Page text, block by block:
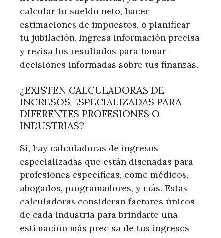
calcular tu sueldo neto, hacer
estimaciones de impuestos, o planificar
tu jubilación. Ingresa información precisa
y revisa los resultados para tomar
decisiones informadas sobre tus finanzas.
¿EXISTEN CALCULADORAS DE
INGRESOS ESPECIALIZADAS PARA
DIFERENTES PROFESIONES O
INDUSTRIAS?
Sí, hay calculadoras de ingresos
especializadas que están diseñadas para
profesiones específicas, como médicos,
abogados, programadores, y más. Estas
calculadoras consideran factores únicos
de cada industria para brindarte una
estimación más precisa de tus ingresos